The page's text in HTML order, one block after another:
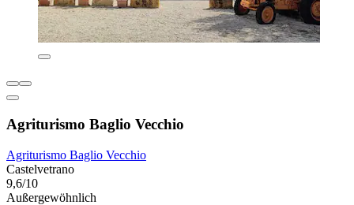
Agriturismo Baglio Vecchio
Agriturismo Baglio Vecchio
Castelvetrano
9,6/10
Außergewöhnlich